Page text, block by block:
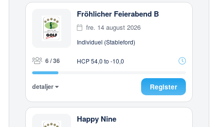
Fröhlicher Feierabend B
fre. 14 august 2026
Individuel (Stableford)
6 / 36 HCP 54,0 to -10,0
detaljer Register
Happy Nine